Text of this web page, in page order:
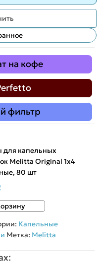
на кофе
фильтр
для капельных
Melitta Original 1х4
80 шт
Капельные
Метка: Melitta